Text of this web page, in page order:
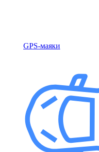
GPS-маяки